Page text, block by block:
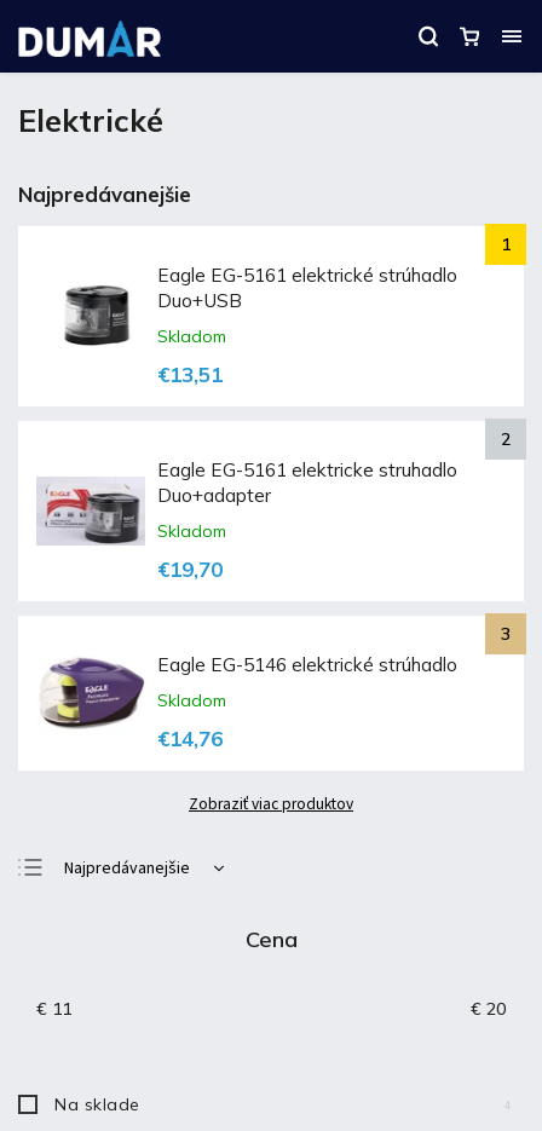
Elektrické
Najpredávanejšie
Eagle EG-5161 elektrické strúhadlo
Duo+USB
Skladom
€13,51
Eagle EG-5161 elektricke struhadlo
Duo+adapter
Skladom
€19,70
Eagle EG-5146 elektrické strúhadlo
Skladom
€14,76
Zobraziť viac produktov
Najpredávanejšie
Cena
€ 11 € 20
Na sklade 4